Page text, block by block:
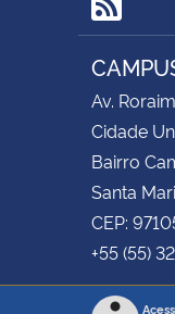
RSS
Av.
Cidade
Bairro
Santa
CEP:
+55 (55)